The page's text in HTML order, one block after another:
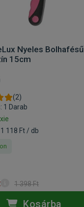
Nyeles Bolhafésű
15cm
(2)
1 Darab
118 Ft / db
1 398 Ft
Kosárba